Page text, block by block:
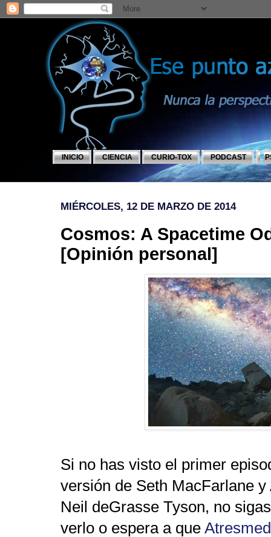
INICIO CIENCIA CURIO-TOX PODCAST
MIÉRCOLES, 12 DE MARZO DE 2014
Cosmos: A Spacetime
[Opinión personal]
Si no has visto el primer
versión de Seth MacFarlane
Neil deGrasse Tyson, no
verlo o espera a que